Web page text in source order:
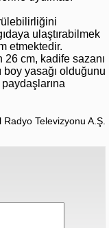
ulaştırabilmek
etmektedir.
26 cm, kadife sazanı
boy yasağı olduğunu
paydaşlarına
Televizyonu A.Ş.